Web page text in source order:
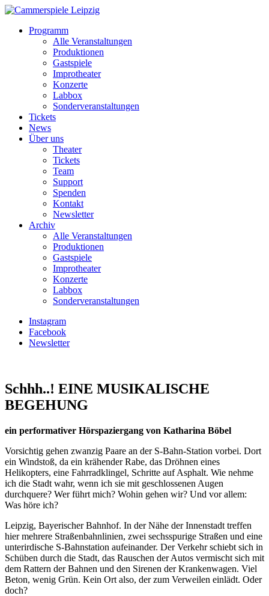
Programm
Alle Veranstaltungen
Produktionen
Gastspiele
Improtheater
Konzerte
Labbox
Sonderveranstaltungen
Tickets
News
Über uns
Theater
Tickets
Team
Support
Spenden
Kontakt
Newsletter
Archiv
Alle Veranstaltungen
Produktionen
Gastspiele
Improtheater
Konzerte
Labbox
Sonderveranstaltungen
Instagram
Facebook
Newsletter
Schhh..! EINE MUSIKALISCHE
BEGEHUNG
ein performativer Hörspaziergang von Katharina Böbel
Vorsichtig gehen zwanzig Paare an der S-Bahn-Station vorbei. Dort
ein Windstoß, da ein krähender Rabe, das Dröhnen eines
Helikopters, eine Fahrradklingel, Schritte auf Asphalt. Wie nehme
ich die Stadt wahr, wenn ich sie mit geschlossenen Augen
durchquere? Wer führt mich? Wohin gehen wir? Und vor allem:
Was höre ich?
Leipzig, Bayerischer Bahnhof. In der Nähe der Innenstadt treffen
hier mehrere Straßenbahnlinien, zwei sechsspurige Straßen und eine
unterirdische S-Bahnstation aufeinander. Der Verkehr schiebt sich in
Schüben durch die Stadt, das Rauschen der Autos vermischt sich mit
dem Rattern der Bahnen und den Sirenen der Krankenwagen. Viel
Beton, wenig Grün. Kein Ort also, der zum Verweilen einlädt. Oder
doch?